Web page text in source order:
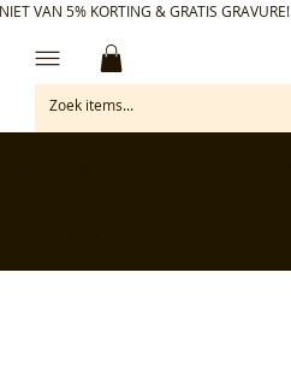
VAN 5% KORTING & GRATIS GRAVURE!